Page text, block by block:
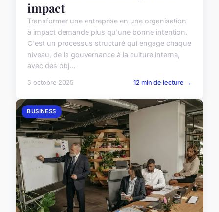
impact
Transformer une entreprise en une organisation
à impact demande plus qu'une bonne intention.
C'est un processus structuré qui engage chaque
niveau, de la gouvernance à la culture interne,
avec des obj...
5 octobre 2025 12 min de lecture →
BUSINESS